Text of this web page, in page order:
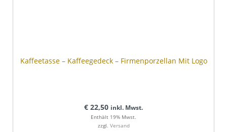
Kaffeetasse – Kaffeegedeck – Firmenporzellan Mit Logo
€ 22,50 inkl. Mwst.
Enthält 19% Mwst.
zzgl. Versand